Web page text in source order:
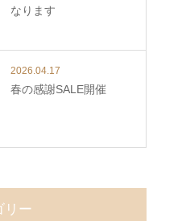
なります
2026.04.17
春の感謝SALE開催
リー